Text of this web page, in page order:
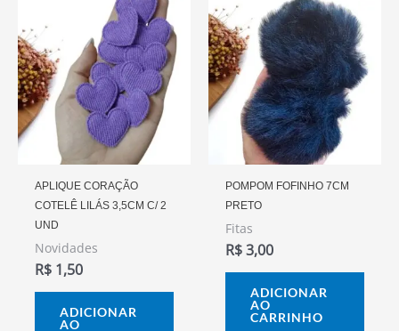
APLIQUE CORAÇÃO
COTELÊ LILÁS 3,5CM C/ 2
UND
Novidades
R$ 1,50
ADICIONAR
AO
POMPOM FOFINHO 7CM
PRETO
Fitas
R$3,00
ADICIONAR
AO
CARRINHO